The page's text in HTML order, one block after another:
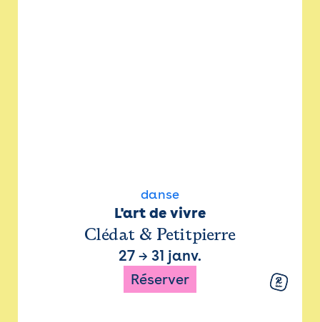
danse
L'art de vivre
Clédat & Petitpierre
27 → 31 janv.
Réserver